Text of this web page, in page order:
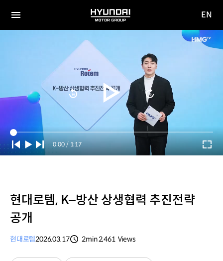
전체
HYUNDAI
MOTOR
GROUP
사이
이동
EN
Current
Time
0:00 / Duration
1:17
현대로템, K–방산 상생협력 추진전략
공개
현대로템2026.03.17
2min2,461 Views